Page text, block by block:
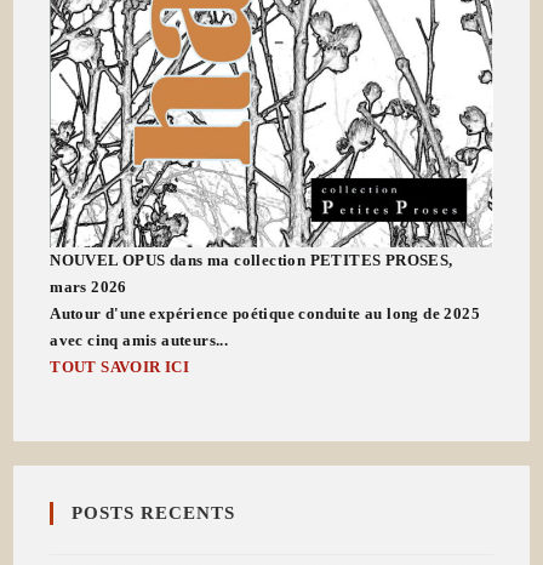
NOUVEL OPUS dans ma collection PETITES PROSES,
mars 2026
Autour d'une expérience poétique conduite au long de 2025
avec cinq amis auteurs...
TOUT SAVOIR ICI
POSTS RECENTS